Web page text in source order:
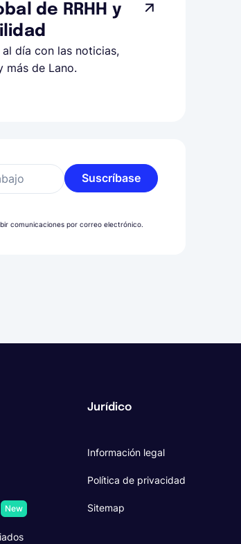
de RRHH y
al día con las noticias,
más de Lano.
Suscríbase
comunicaciones por correo electrónico.
New
Jurídico
Información legal
Política de privacidad
Sitemap